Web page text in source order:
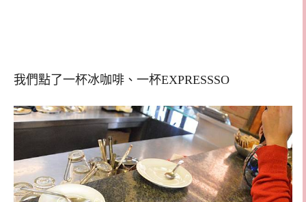
我們點了一杯冰咖啡、一杯EXPRESSSO